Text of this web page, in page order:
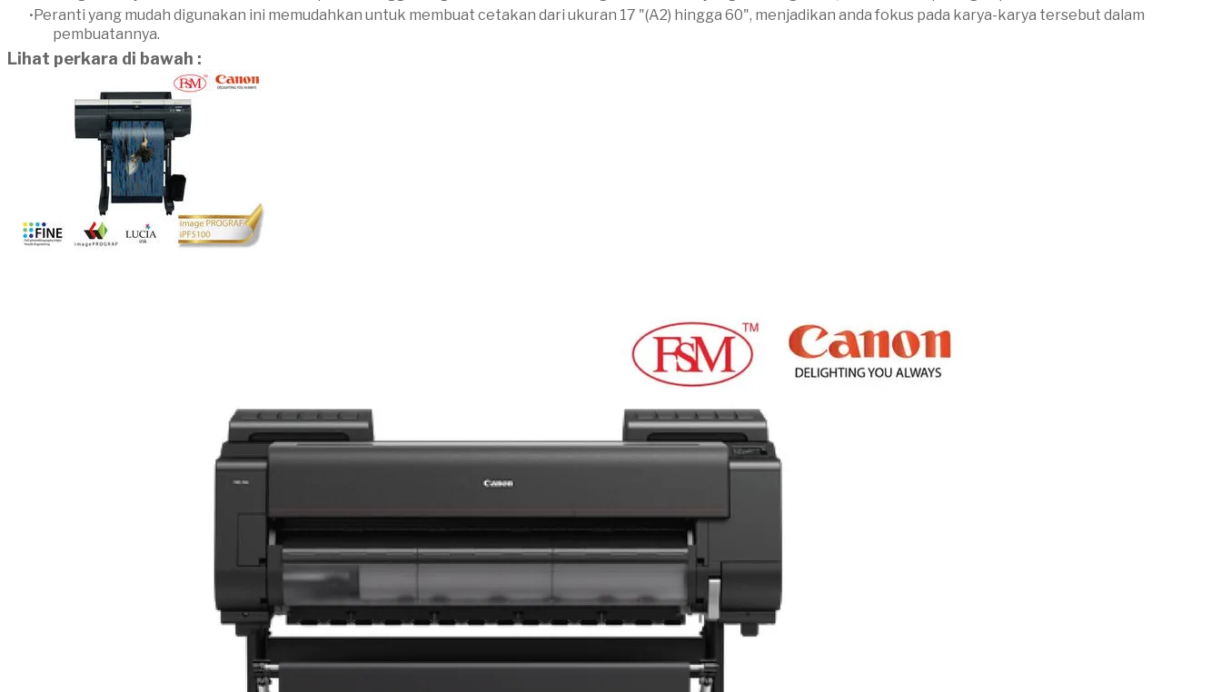
Peranti yang mudah digunakan ini memudahkan untuk membuat cetakan dari ukuran 17 "(A2) hingga 60", menjadikan anda fokus pada karya-karya tersebut dalam
pembuatannya.
Lihat perkara di bawah :